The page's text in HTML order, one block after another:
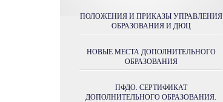
ПОЛОЖЕНИЯ И ПРИКАЗЫ УПРАВЛЕНИЯ
ОБРАЗОВАНИЯ И ДЮЦ
НОВЫЕ МЕСТА ДОПОЛНИТЕЛЬНОГО
ОБРАЗОВАНИЯ
ПФДО. СЕРТИФИКАТ
ДОПОЛНИТЕЛЬНОГО ОБРАЗОВАНИЯ.